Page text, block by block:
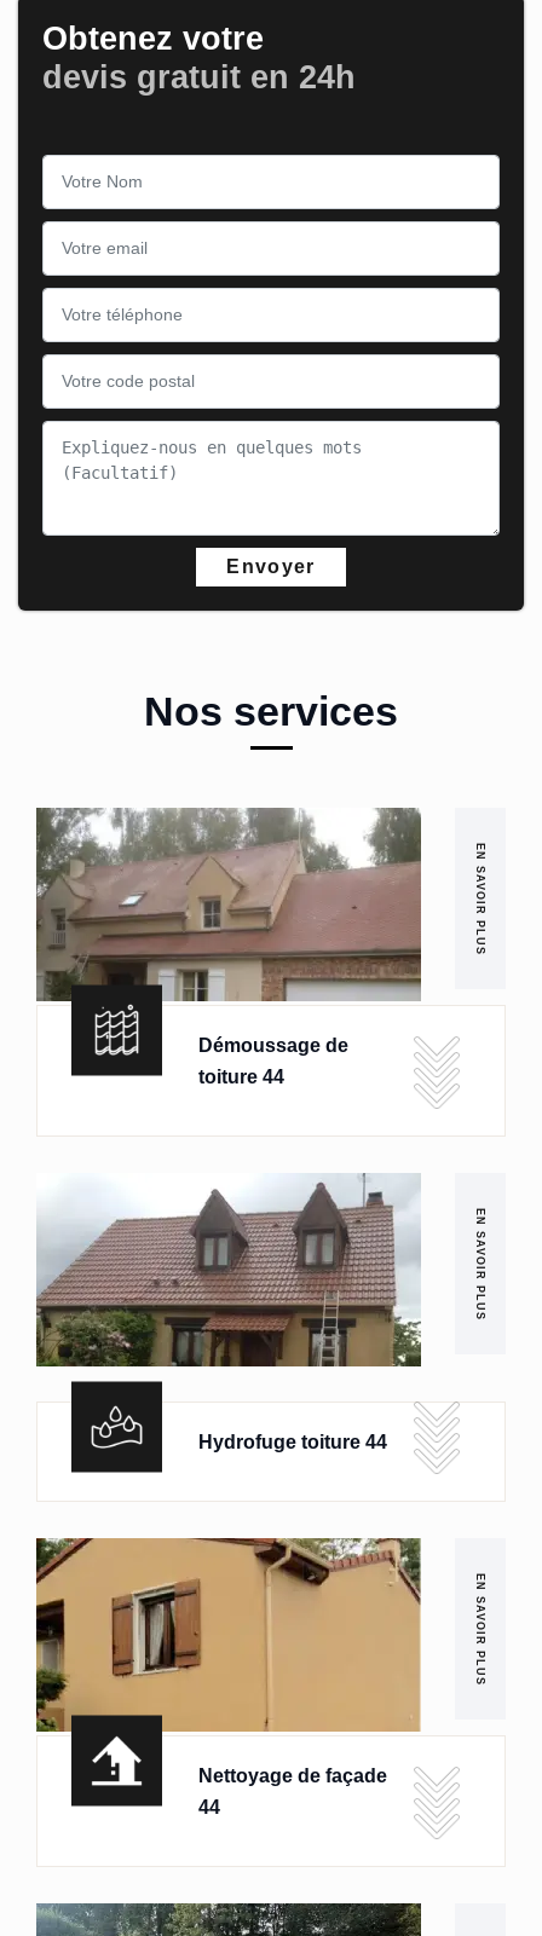
Obtenez votre
devis gratuit en 24h
Nos services
EN SAVOIR PLUS
Démoussage de
toiture 44
EN SAVOIR PLUS
Hydrofuge toiture 44
EN SAVOIR PLUS
Nettoyage de façade
44